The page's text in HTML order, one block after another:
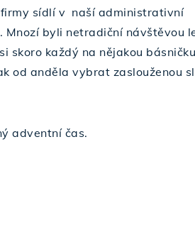
sídlí v naší administrativní
. Mnozí byli netradiční návštěvou
skoro každý na nějakou
od anděla vybrat zaslouženou
adventní čas.